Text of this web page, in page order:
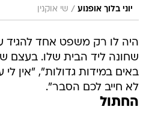
יוני בלוך אופנוע / שי אוקנין
היה לו רק משפט אחד להגיד
שחונה ליד הבית שלו. בעצם
באים במידות גדולות", "אין
לא חייב לכם הסבר".
החתול